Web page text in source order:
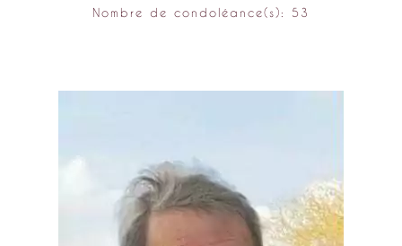
Nombre de condoléance(s): 53